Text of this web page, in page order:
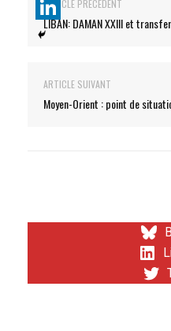
ARTICLE PRÉCÉDENT
LIBAN: DAMAN XXIII et
ARTICLE SUIVANT
Moyen-Orient : point de